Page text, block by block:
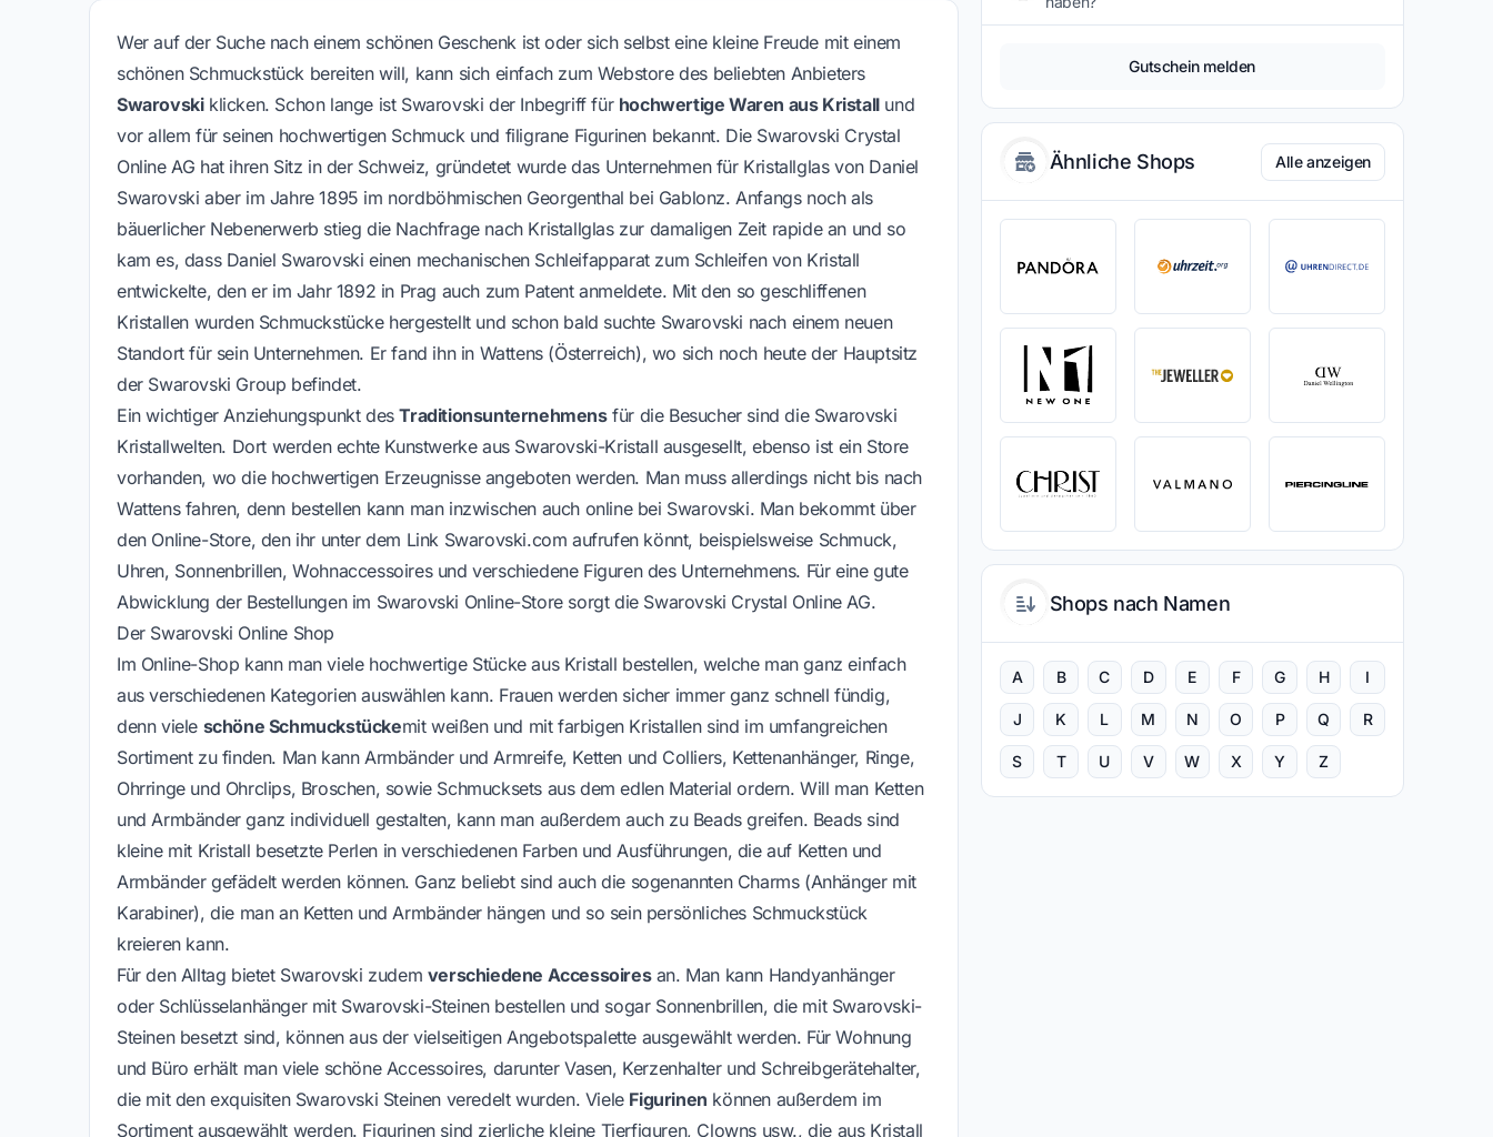
Wer auf der Suche nach einem schönen Geschenk ist oder sich selbst eine kleine Freude mit einem
schönen Schmuckstück bereiten will, kann sich einfach zum Webstore des beliebten Anbieters
Swarovskiklicken. Schon lange ist Swarovski der Inbegriff für hochwertige Waren aus Kristallund
vor allem für seinen hochwertigen Schmuck und filigrane Figurinen bekannt. Die Swarovski Crystal
Online AG hat ihren Sitz in der Schweiz, gründetet wurde das Unternehmen für Kristallglas von Daniel
Swarovski aber im Jahre 1895 im nordböhmischen Georgenthal bei Gablonz. Anfangs noch als
bäuerlicher Nebenerwerb stieg die Nachfrage nach Kristallglas zur damaligen Zeit rapide an und so
kam es, dass Daniel Swarovski einen mechanischen Schleifapparat zum Schleifen von Kristall
entwickelte, den er im Jahr 1892 in Prag auch zum Patent anmeldete. Mit den so geschliffenen
Kristallen wurden Schmuckstücke hergestellt und schon bald suchte Swarovski nach einem neuen
Standort für sein Unternehmen. Er fand ihn in Wattens (Österreich), wo sich noch heute der Hauptsitz
der Swarovski Group befindet.
Ein wichtiger Anziehungspunkt desTraditionsunternehmensfür die Besucher sind die Swarovski
Kristallwelten. Dort werden echte Kunstwerke aus Swarovski-Kristall ausgesellt, ebenso ist ein Store
vorhanden, wo die hochwertigen Erzeugnisse angeboten werden. Man muss allerdings nicht bis nach
Wattens fahren, denn bestellen kann man inzwischen auch online bei Swarovski. Man bekommt über
den Online-Store, den ihr unter dem Link Swarovski.com aufrufen könnt, beispielsweise Schmuck,
Uhren, Sonnenbrillen, Wohnaccessoires und verschiedene Figuren des Unternehmens. Für eine gute
Abwicklung der Bestellungen im Swarovski Online-Store sorgt die Swarovski Crystal Online AG.
Der Swarovski Online Shop
Im Online-Shop kann man viele hochwertige Stücke aus Kristall bestellen, welche man ganz einfach
aus verschiedenen Kategorien auswählen kann. Frauen werden sicher immer ganz schnell fündig,
denn viele schöne Schmuckstückemit weißen und mit farbigen Kristallen sind im umfangreichen
Sortiment zu finden. Man kann Armbänder und Armreife, Ketten und Colliers, Kettenanhänger, Ringe,
Ohrringe und Ohrclips, Broschen, sowie Schmucksets aus dem edlen Material ordern. Will man Ketten
und Armbänder ganz individuell gestalten, kann man außerdem auch zu Beads greifen. Beads sind
kleine mit Kristall besetzte Perlen in verschiedenen Farben und Ausführungen, die auf Ketten und
Armbänder gefädelt werden können. Ganz beliebt sind auch die sogenannten Charms (Anhänger mit
Karabiner), die man an Ketten und Armbänder hängen und so sein persönliches Schmuckstück
kreieren kann.
Für den Alltag bietet Swarovski zudem verschiedene Accessoiresan. Man kann Handyanhänger
oder Schlüsselanhänger mit Swarovski-Steinen bestellen und sogar Sonnenbrillen, die mit Swarovski-
Steinen besetzt sind, können aus der vielseitigen Angebotspalette ausgewählt werden. Für Wohnung
und Büro erhält man viele schöne Accessoires, darunter Vasen, Kerzenhalter und Schreibgerätehalter,
die mit den exquisiten Swarovski Steinen veredelt wurden. Viele Figurinen können außerdem im
Sortiment ausgewählt werden. Figurinen sind zierliche kleine Tierfiguren, Clowns usw., die aus Kristall
Gutschein melden
Ähnliche Shops Alle anzeigen
Shops nach Namen
A B C D E F G H I
J K L M N O P Q R
S T U V W X Y Z